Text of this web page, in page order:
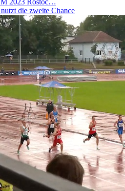
2023 Rostoc…
die zweite Chance